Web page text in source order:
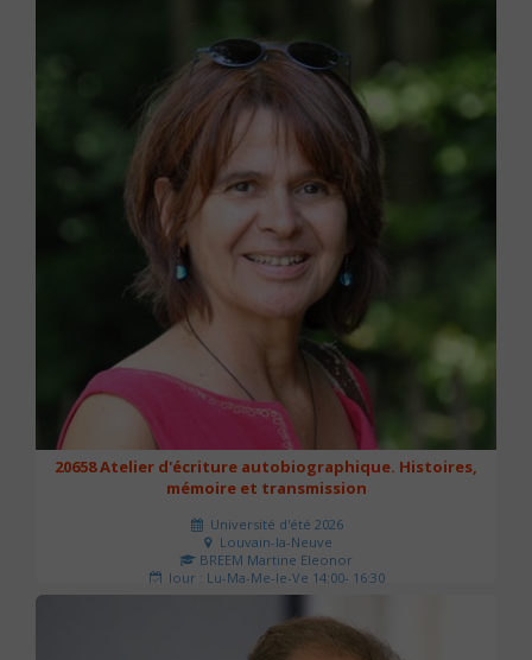
20658 Atelier d'écriture autobiographique. Histoires,
mémoire et transmission
Université d'été 2026
Louvain-la-Neuve
BREEM Martine Eleonor
Jour : Lu-Ma-Me-Je-Ve 14:00- 16:30
Nombre de séances : 3